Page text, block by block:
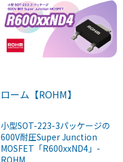
ローム【ROHM】
小型SOT-223-3パッケージの
600V耐圧Super Junction
MOSFET「R600xxND4」-
ROHM